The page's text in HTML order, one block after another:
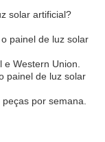
solar artificial?
painel de luz solar
Western Union.
painel de luz solar
por semana.